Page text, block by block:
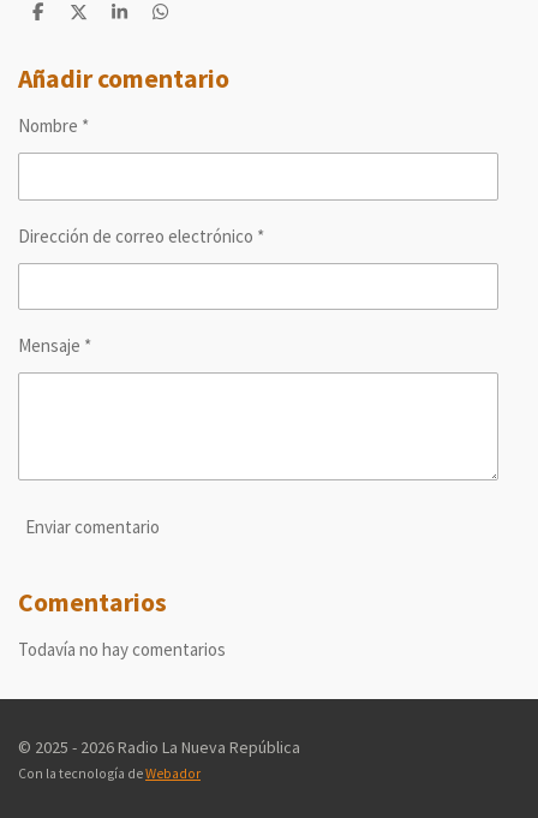
C
p
a
t
C
p
a
C
p
a
C
p
a
Añadir comentario
Nombre *
Dirección de correo electrónico *
Mensaje *
Enviar comentario
Comentarios
Todavía no hay comentarios
© 2025 - 2026 Radio La Nueva República
Con la tecnología deWebador